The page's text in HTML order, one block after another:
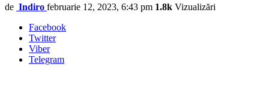
de Indiro februarie 12, 2023, 6:43 pm 1.8k Vizualizări
Facebook
Twitter
Viber
Telegram